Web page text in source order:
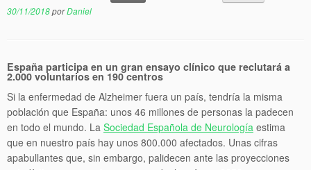
30/11/2018porDaniel
España participa en un gran ensayo clínico que reclutará a
2.000 voluntarios en 190 centros
Si la enfermedad de Alzheimer fuera un país, tendría la misma
población que España: unos 46 millones de personas la padecen
en todo el mundo. La Sociedad Española de Neurología estima
que en nuestro país hay unos 800.000 afectados. Unas cifras
apabullantes que, sin embargo, palidecen ante las proyecciones